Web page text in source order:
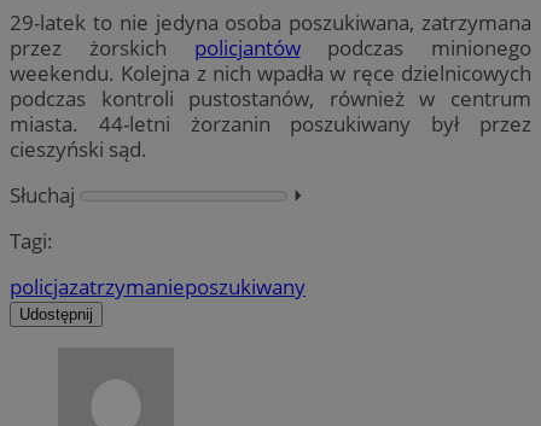
29-latek to nie jedyna osoba poszukiwana, zatrzymana
przez żorskich policjantówpodczas minionego
weekendu. Kolejna z nich wpadła w ręce dzielnicowych
podczas kontroli pustostanów, również w centrum
miasta. 44-letni żorzanin poszukiwany był przez
cieszyński sąd.
Słuchaj
⏵︎
Tagi:
policjazatrzymanieposzukiwany
Udostępnij